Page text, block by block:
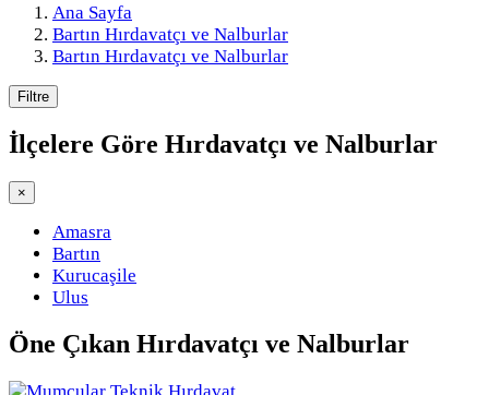
Ana Sayfa
Bartın Hırdavatçı ve Nalburlar
Bartın Hırdavatçı ve Nalburlar
Filtre
İlçelere Göre Hırdavatçı ve Nalburlar
×
Amasra
Bartın
Kurucaşile
Ulus
Öne Çıkan Hırdavatçı ve Nalburlar